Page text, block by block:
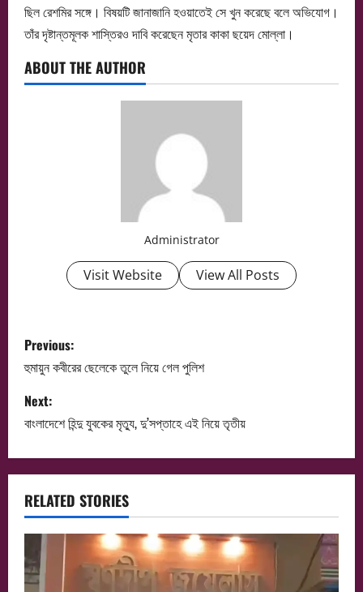
ছিল রেশমির সঙ্গে। বিষয়টি জানাজানি হওয়াতেই সে খুন করেছে বলে অভিযোগ।
তাঁর দৃষ্টান্তমূলক শাস্তিরও দাবি করেছেন মৃতার কাকা ছয়েদ মোল্লা।
ABOUT THE AUTHOR
Administrator
Visit Website View All Posts
P
o
s
t
n
a
v
i
Previous:
হুমায়ুন কবীরের ছেলেকে তুলে নিয়ে গেল পুলিশ
Next:
বাংলাদেশে হিন্দু যুবকের মৃত্যু, দু’সপ্তাহে এই নিয়ে তৃতীয়
RELATED STORIES